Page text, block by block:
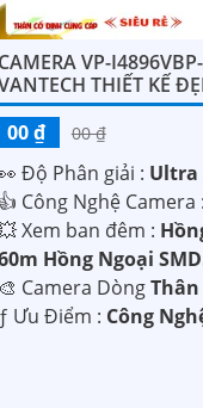
CAMERA VP-
THIẾT KẾ
00 ₫
00 ₫
Độ Phân giải : Ultra
👍 Công Nghệ Camera :
Xem ban đêm :
Hồng Ngoại
🎨 Camera Dòng
️ƒ Ưu Điểm : Công